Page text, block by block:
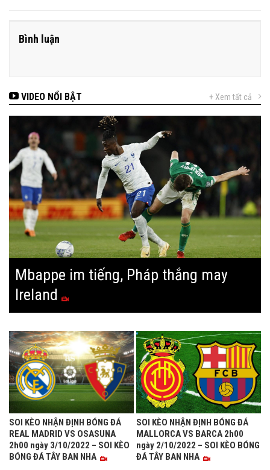
Bình luận
VIDEO NỔI BẬT + Xem tất cả
Mbappe im tiếng, Pháp thắng may
Ireland
SOI KÈO NHẬN ĐỊNH BÓNG ĐÁ
REAL MADRID VS OSASUNA
2h00 ngày 3/10/2022 – SOI KÈO
BÓNG ĐÁ TÂY BAN NHA
SOI KÈO NHẬN ĐỊNH BÓNG ĐÁ
MALLORCA VS BARCA 2h00
ngày 2/10/2022 – SOI KÈO BÓNG
ĐÁ TÂY BAN NHA